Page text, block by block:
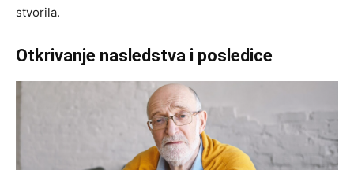
stvorila.
Otkrivanje nasledstva i posledice